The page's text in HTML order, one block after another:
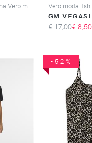
GM VEGASI
€ 17,00€ 8,50
-52%